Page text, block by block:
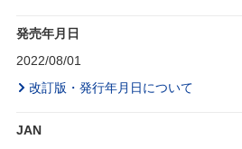
発売年月日
2022/08/01
改訂版・発行年月日について
JAN